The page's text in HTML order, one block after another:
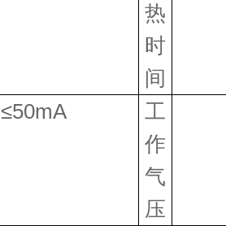
热
时
间
≤50mA
工
作
气
压